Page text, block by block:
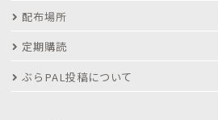
配布場所
定期購読
ぶらPAL投稿について